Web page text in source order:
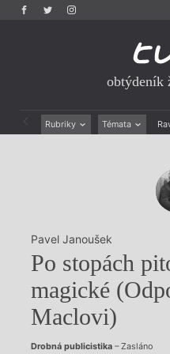
obtýdeník
Rubriky Témata
Pavel Janoušek
Po stopách
magické
Maclovi)
Drobná publicistika– Zasláno